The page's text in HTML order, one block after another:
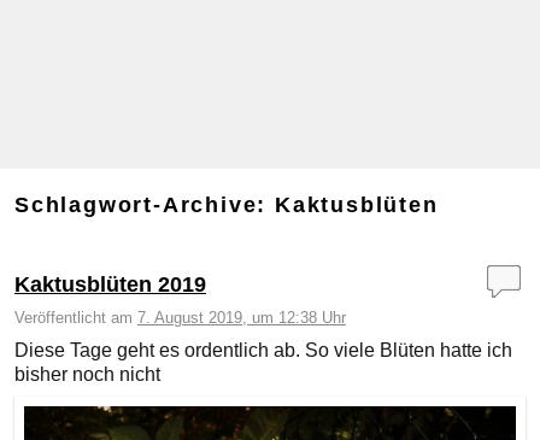
Schlagwort-Archive: Kaktusblüten
Kaktusblüten 2019
Veröffentlicht am 7. August 2019, um 12:38 Uhr
Diese Tage geht es ordentlich ab. So viele Blüten hatte ich
bisher noch nicht